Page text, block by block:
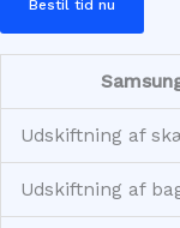
Bestil tid nu
Udskiftning af
Udskiftning af